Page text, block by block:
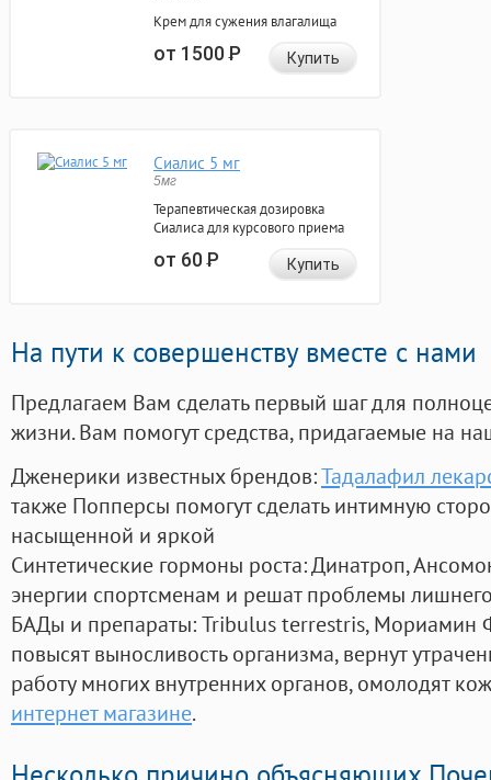
Крем для сужения влагалища
от 1500Р Купить
Сиалис 5 мг
5мг
Терапевтическая дозировка
Сиалиса для курсового приема
от 60Р Купить
На пути к совершенству вместе с нами
Предлагаем Вам сделать первый шаг для
жизни. Вам помогут средства, придагаемые на
Дженерики известных брендов:Тадалафил
также Попперсы помогут сделать интимную
насыщенной и яркой
Синтетические гормоны роста: Динатроп,
энергии спортсменам и решат проблемы
БАДы и препараты:Tribulus terrestris, Мориамин
повысят выносливость организма, вернут
работу многих внутренних органов, омолодят
интернет магазине.